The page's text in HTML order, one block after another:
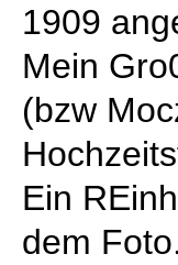
1909
Mein
(bzw
Ein
dem Foto.